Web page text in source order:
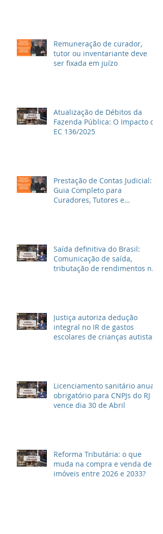
Remuneração de curador,
tutor ou inventariante deve
ser fixada em juízo
Atualização de Débitos da
Fazenda Pública: O Impacto da
EC 136/2025
Prestação de Contas Judicial:
Guia Completo para
Curadores, Tutores e
Saída definitiva do Brasil:
Comunicação de saída,
tributação de rendimentos no
Justiça autoriza dedução
integral no IR de gastos
escolares de crianças autistas
Licenciamento sanitário anual
obrigatório para CNPJs do RJ
vence dia 30 de Abril
Reforma Tributária: o que
muda na compra e venda de
imóveis entre 2026 e 2033?